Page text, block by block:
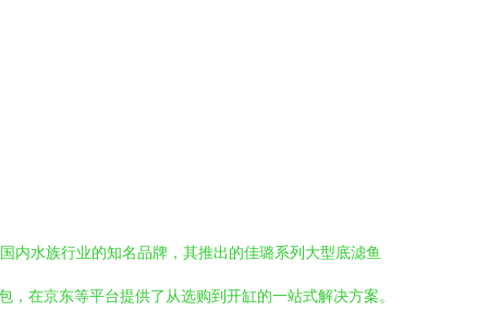
内水族行业的知名品牌，其推出的佳璐系列大型底滤鱼
在京东等平台提供了从选购到开缸的一站式解决方案。